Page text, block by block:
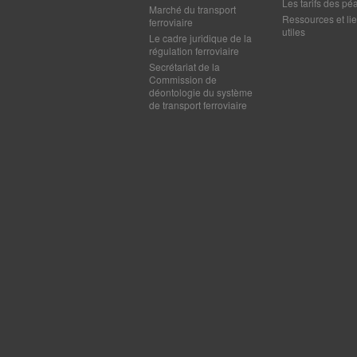
Marché du transport
ferroviaire
Le cadre juridique de la
régulation ferroviaire
Secrétariat de la
Commission de
déontologie du système
de transport ferroviaire
Les tarifs des
Ressources et
utiles